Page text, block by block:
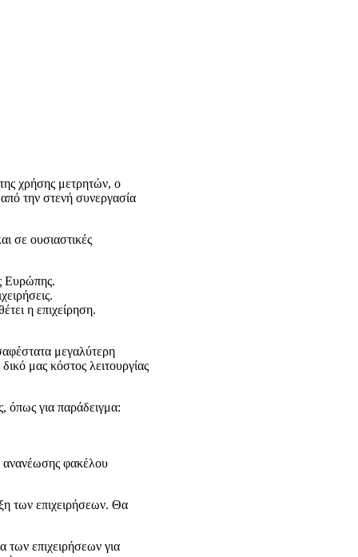
χρήσης μετρητών, ο
την στενή συνεργασία
σε ουσιαστικές
Ευρώπης.
η επιχείρηση.
μεγαλύτερη
μας κόστος λειτουργίας
όπως για παράδειγμα:
ανανέωσης φακέλου
των επιχειρήσεων. Θα
των επιχειρήσεων για